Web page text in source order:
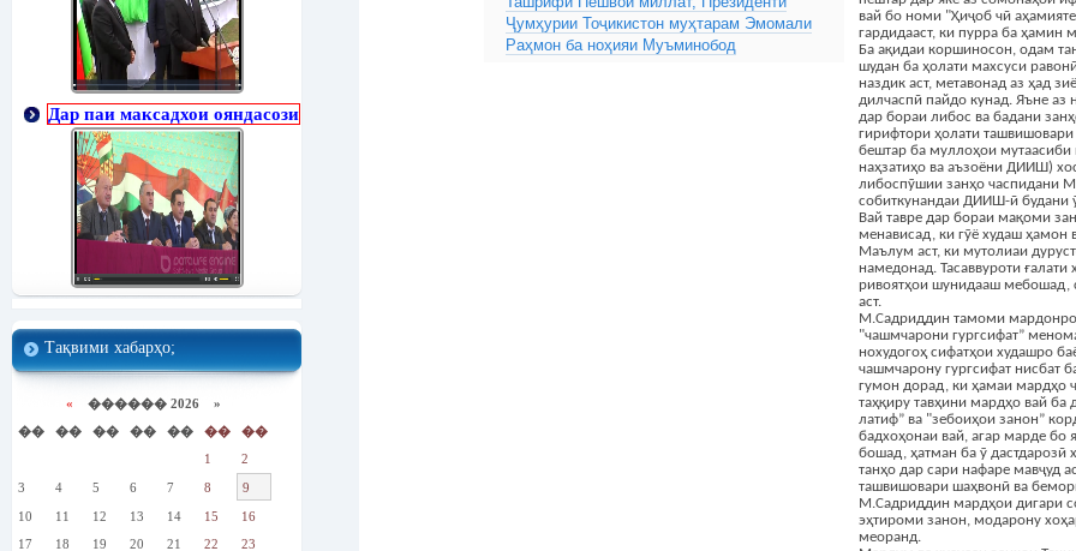
Дар паи максадхои ояндасози
Тақвими хабарҳо;
« ������ 2026 »
��
�� �� �� �� ��
��
1
2
3
4 5 6 7 8
9
10
11 12 13 14 15
16
17
18 19 20 21 22
23
Ҷумҳурии Тоҷикистон муҳтарам Эмомали
Раҳмон ба ноҳияи Муъминобод
вай бо номи "Ҳиҷоб чӣ
гардидааст, ки пурра ба ҳамин
Ба ақидаи коршиносон, одам
шудан ба ҳолати махсуси
наздик аст, метавонад аз ҳад
дилчаспӣ пайдо кунад. Яъне
дар бораи либос ва бадани
гирифтори ҳолати
бештар ба муллоҳои мутаасиби
наҳзатиҳо ва аъзоёни ДИИШ)
либоспӯшии занҳо часпидани
собиткунандаи ДИИШ-ӣ будани
Вай тавре дар бораи мақоми
менависад, ки гӯё худаш ҳамон
Маълум аст, ки мутолиаи
намедонад. Тасаввуроти ғалати
ривоятҳои шунидааш мебошад,
аст.
М.Садриддин тамоми мардонро
"чашмчарони гургсифат”
нохудогоҳ сифатҳои худашро
чашмчарону гургсифат нисбат
гумон дорад, ки ҳамаи мардҳо
таҳқиру тавҳини мардҳо вай ба
латиф” ва "зебоиҳои занон”
бадхоҳонаи вай, агар марде бо
бошад, ҳатман ба ӯ дастдарозӣ
танҳо дар сари нафаре мавҷуд
ташвишовари шаҳвонӣ ва
М.Садриддин мардҳои дигари
эҳтироми занон, модарону
меоранд.